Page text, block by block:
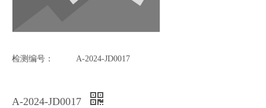
检测编号： A-2024-JD0017
A-2024-JD0017